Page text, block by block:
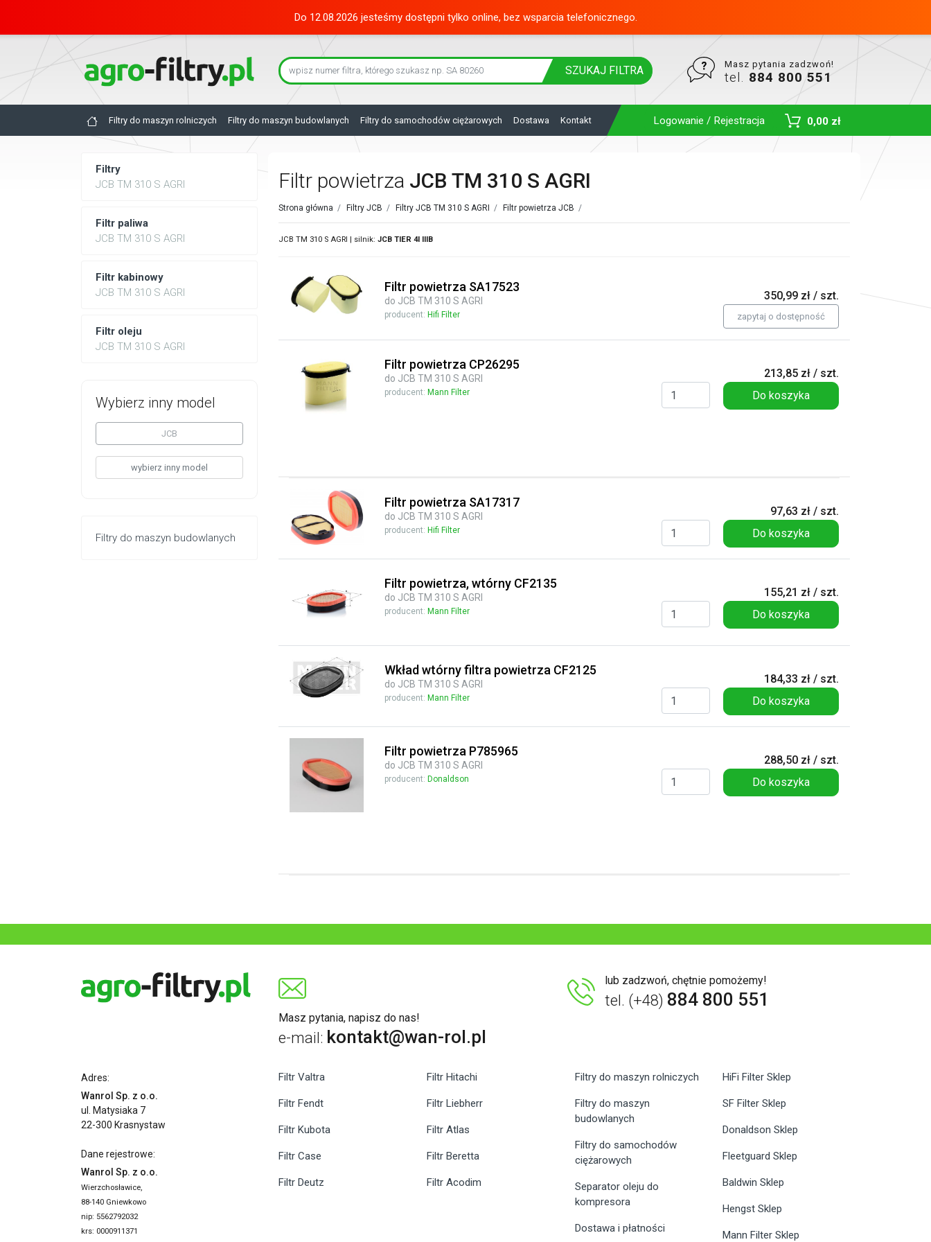
Do 12.08.2026 jesteśmy dostępni tylko online, bez wsparcia telefonicznego.
SZUKAJ FILTRA Masz pytania zadzwoń!
tel. 884 800 551
Filtry do maszyn rolniczych Filtry do maszyn budowlanych Filtry do samochodów ciężarowych Dostawa Kontakt Logowanie / Rejestracja 0,00 zł
Toggle Dropdown
Filtry
JCB TM 310 S AGRI
Filtr paliwa
JCB TM 310 S AGRI
Filtr kabinowy
JCB TM 310 S AGRI
Filtr oleju
JCB TM 310 S AGRI
Wybierz inny model
JCB
wybierz inny model
Filtry do maszyn budowlanych
Filtr powietrza JCB TM 310 S AGRI
Strona główna / Filtry JCB / Filtry JCB TM 310 S AGRI / Filtr powietrza JCB /
JCB TM 310 S AGRI | silnik: JCB TIER 4I IIIB
Filtr powietrza SA17523
do JCB TM 310 S AGRI
producent: Hifi Filter
350,99 zł / szt.
zapytaj o dostępność
Filtr powietrza CP26295
do JCB TM 310 S AGRI
producent: Mann Filter
213,85 zł / szt.
Do koszyka
Filtr powietrza SA17317
do JCB TM 310 S AGRI
producent: Hifi Filter
97,63 zł / szt.
Do koszyka
Filtr powietrza, wtórny CF2135
do JCB TM 310 S AGRI
producent: Mann Filter
155,21 zł / szt.
Do koszyka
Wkład wtórny filtra powietrza CF2125
do JCB TM 310 S AGRI
producent: Mann Filter
184,33 zł / szt.
Do koszyka
Filtr powietrza P785965
do JCB TM 310 S AGRI
producent: Donaldson
288,50 zł / szt.
Do koszyka
Masz pytania, napisz do nas!
e-mail: kontakt@wan-rol.pl
lub zadzwoń, chętnie pomożemy!
tel. (+48) 884 800 551
Adres:
Wanrol Sp. z o.o.
ul. Matysiaka 7
22-300 Krasnystaw
Dane rejestrowe:
Wanrol Sp. z o.o.
Wierzchosławice,
88-140 Gniewkowo
nip: 5562792032
krs: 0000911371
Filtr Valtra
Filtr Fendt
Filtr Kubota
Filtr Case
Filtr Deutz
Filtr Hitachi
Filtr Liebherr
Filtr Atlas
Filtr Beretta
Filtr Acodim
Filtry do maszyn rolniczych
Filtry do maszyn
budowlanych
Filtry do samochodów
ciężarowych
Separator oleju do
kompresora
Dostawa i płatności
HiFi Filter Sklep
SF Filter Sklep
Donaldson Sklep
Fleetguard Sklep
Baldwin Sklep
Hengst Sklep
Mann Filter Sklep